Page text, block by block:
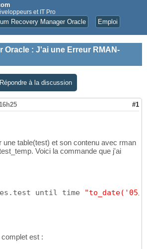
et IT Pro
Recovery Manager Oracle Emploi
Oracle : J'ai une Erreur RMAN-
Répondre à la discussion
#1
une table(test) et son contenu avec rman
Voici la commande que j'ai
until time "to_date('05/
est :